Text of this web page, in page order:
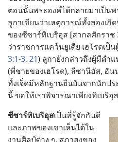
ตอน​นั้น​พระองค์​ได้​กลาย​มา​เป็น​
ลูกา​เขียน​ว่า​เหตุ​การณ์​ทั้ง​สอง​เ
ของ​ซีซาร์​ทิเบริอุส [สากล​ศักราช
ว่า​ราชการ​แคว้น​ยูเดีย เฮโรด​เป็
3:1-3, 21) ลูกา​ยัง​กล่าว​ถึง​ผู้​มี​ต
(พี่​ชาย​ของ​เฮโรด), ลีซานีอัส, อั
ทั้ง​เจ็ด​มี​หลักฐาน​ยืน​ยัน​จาก​นัก​ป
นี้ ขอ​ให้​เรา​พิจารณา​เพียง​ทิเบริอุ
ซีซาร์​ทิเบริอุส​เป็น​ที่​รู้​จัก​กัน​ดี
และ​ภาพ​ของ​เขา​เห็น​ได้​ใน​
งาน​ศิลป์​ต่าง ๆ. สภา​สูง​ของ​